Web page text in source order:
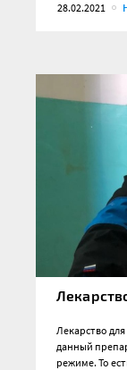
28.02.2021
Лекарство
данный
режиме. То